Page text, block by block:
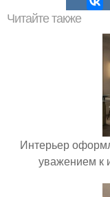
Читайте также
Интерьер
уважением к